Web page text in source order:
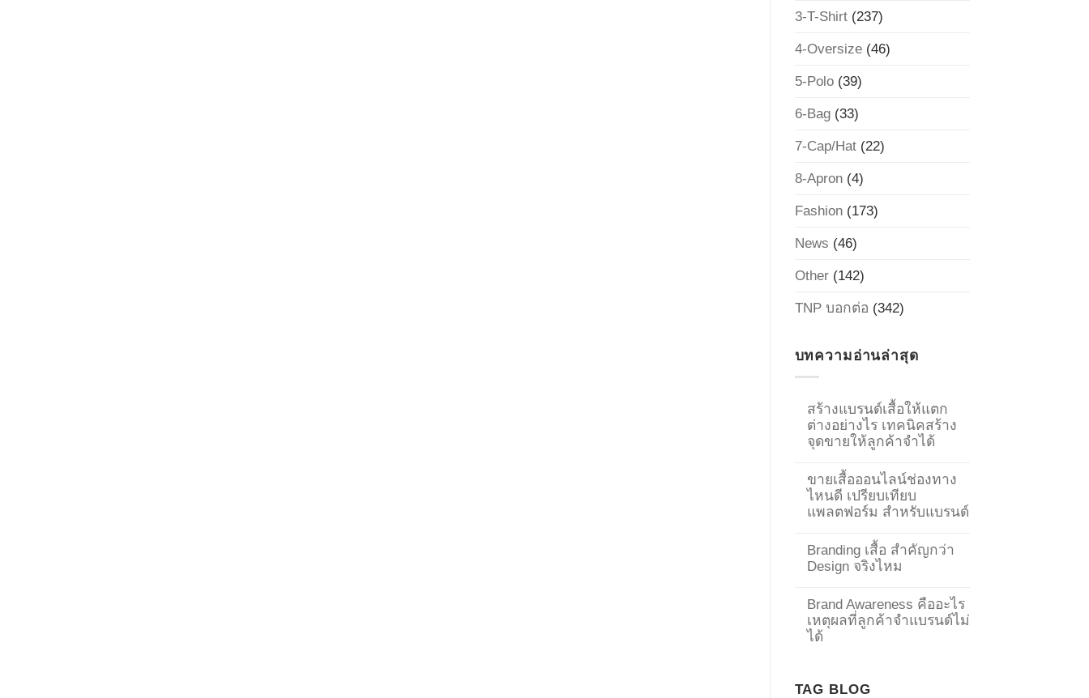
3-T-Shirt(237)
4-Oversize(46)
5-Polo(39)
6-Bag(33)
7-Cap/Hat(22)
8-Apron(4)
Fashion(173)
News (46)
Other(142)
TNP บอกต่อ (342)
บทความอ่านล่าสุด
สร้างแบรนด์เสื้อให้แตก
ต่างอย่างไร เทคนิคสร้าง
จุดขายให้ลูกค้าจำได้
ขายเสื้อออนไลน์ช่องทาง
ไหนดี เปรียบเทียบ
แพลตฟอร์ม สำหรับแบรนด์
Branding เสื้อ สำคัญกว่า
Design จริงไหม
Brand Awareness คืออะไร
เหตุผลที่ลูกค้าจำแบรนด์ไม่
ได้
TAG BLOG